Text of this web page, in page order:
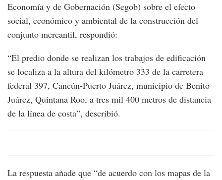
Economía y de Gobernación (Segob) sobre el efecto
social, económico y ambiental de la construcción del
conjunto mercantil, respondió:
“El predio donde se realizan los trabajos de edificación
se localiza a la altura del kilómetro 333 de la carretera
federal 397, Cancún-Puerto Juárez, municipio de Benito
Juárez, Quintana Roo, a tres mil 400 metros de distancia
de la línea de costa”, describió.
La respuesta añade que “de acuerdo con los mapas de la